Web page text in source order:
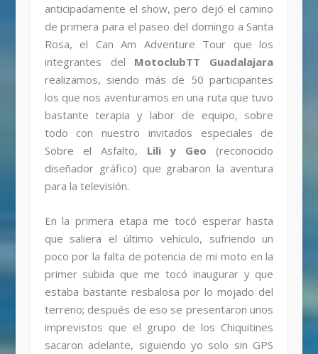
anticipadamente el show, pero dejó el camino
de primera para el paseo del domingo a Santa
Rosa, el Can Am Adventure Tour que los
integrantes del MotoclubTT Guadalajara
realizamos, siendo más de 50 participantes
los que nos aventuramos en una ruta que tuvo
bastante terapia y labor de equipo, sobre
todo con nuestro invitados especiales de
Sobre el Asfalto, Lili y Geo (reconocido
diseñador gráfico) que grabaron la aventura
para la televisión.
En la primera etapa me tocó esperar hasta
que saliera el último vehículo, sufriendo un
poco por la falta de potencia de mi moto en la
primer subida que me tocó inaugurar y que
estaba bastante resbalosa por lo mojado del
terreno; después de eso se presentaron unos
imprevistos que el grupo de los Chiquitines
sacaron adelante, siguiendo yo solo sin GPS